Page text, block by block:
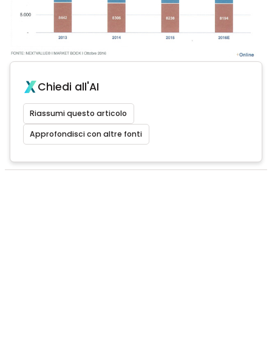
Chiedi all'AI
Riassumi questo articolo
Approfondisci con altre fonti